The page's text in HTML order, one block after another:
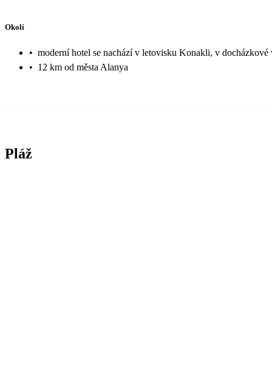
Okolí
• moderní hotel se nachází v letovisku Konakli, v docházkové
• 12 km od města Alanya
Pláž